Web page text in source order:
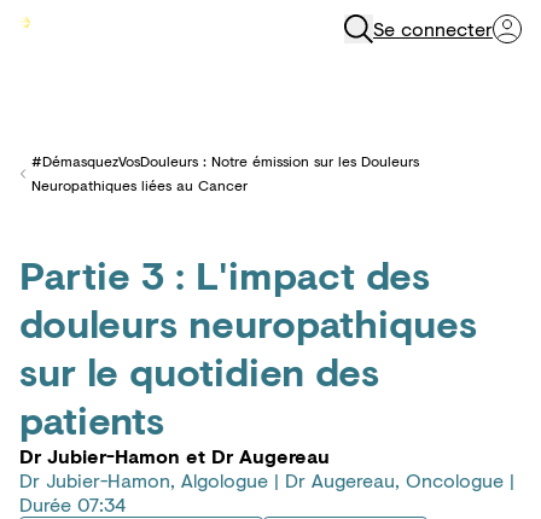
Se connecter
Back to
#DémasquezVosDouleurs : Notre émission sur les Douleurs
Neuropathiques liées au Cancer
Partie 3 : L'impact des
douleurs neuropathiques
sur le quotidien des
patients
Dr Jubier-Hamon et Dr Augereau
Dr Jubier-Hamon, Algologue | Dr Augereau, Oncologue |
Durée 07:34